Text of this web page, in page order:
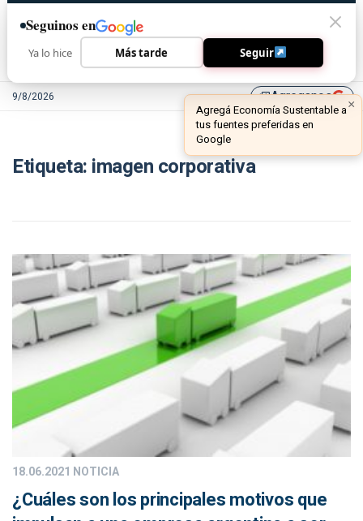
9/8/2026 library_addAgreganos ×
Agregá Economía Sustentable a
tus fuentes preferidas en
Google
Etiqueta: imagen corporativa
18.06.2021 NOTICIA
¿Cuáles son los principales motivos que
Seguinos en
Ya lo hice Más tarde Seguir